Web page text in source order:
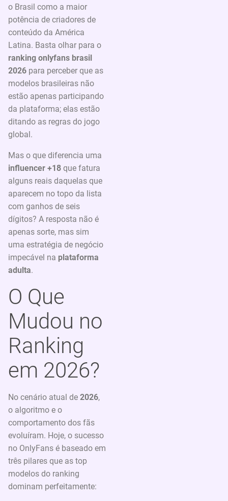
o Brasil como a maior
potência de criadores de
conteúdo da América
Latina. Basta olhar para o
ranking onlyfans brasil
2026 para perceber que as
modelos brasileiras não
estão apenas participando
da plataforma; elas estão
ditando as regras do jogo
global.
Mas o que diferencia uma
influencer +18 que fatura
alguns reais daquelas que
aparecem no topo da lista
com ganhos de seis
dígitos? A resposta não é
apenas sorte, mas sim
uma estratégia de negócio
impecável na plataforma
adulta.
O Que
Mudou no
Ranking
em 2026?
No cenário atual de 2026,
o algoritmo e o
comportamento dos fãs
evoluíram. Hoje, o sucesso
no OnlyFans é baseado em
três pilares que as top
modelos do ranking
dominam perfeitamente: